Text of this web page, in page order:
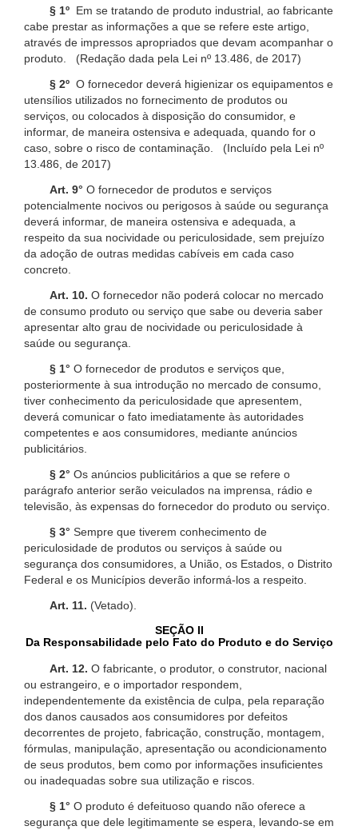
§ 1º Em se tratando de produto industrial, ao fabricante
cabe prestar as informações a que se refere este artigo,
através de impressos apropriados que devam acompanhar o
produto. (Redação dada pela Lei nº 13.486, de 2017)
§ 2º O fornecedor deverá higienizar os equipamentos e
utensílios utilizados no fornecimento de produtos ou
serviços, ou colocados à disposição do consumidor, e
informar, de maneira ostensiva e adequada, quando for o
caso, sobre o risco de contaminação. (Incluído pela Lei nº
13.486, de 2017)
Art. 9° O fornecedor de produtos e serviços
potencialmente nocivos ou perigosos à saúde ou segurança
deverá informar, de maneira ostensiva e adequada, a
respeito da sua nocividade ou periculosidade, sem prejuízo
da adoção de outras medidas cabíveis em cada caso
concreto.
Art. 10. O fornecedor não poderá colocar no mercado
de consumo produto ou serviço que sabe ou deveria saber
apresentar alto grau de nocividade ou periculosidade à
saúde ou segurança.
§ 1° O fornecedor de produtos e serviços que,
posteriormente à sua introdução no mercado de consumo,
tiver conhecimento da periculosidade que apresentem,
deverá comunicar o fato imediatamente às autoridades
competentes e aos consumidores, mediante anúncios
publicitários.
§ 2° Os anúncios publicitários a que se refere o
parágrafo anterior serão veiculados na imprensa, rádio e
televisão, às expensas do fornecedor do produto ou serviço.
§ 3° Sempre que tiverem conhecimento de
periculosidade de produtos ou serviços à saúde ou
segurança dos consumidores, a União, os Estados, o Distrito
Federal e os Municípios deverão informá-los a respeito.
Art. 11. (Vetado).
SEÇÃO II
Da Responsabilidade pelo Fato do Produto e do Serviço
Art. 12. O fabricante, o produtor, o construtor, nacional
ou estrangeiro, e o importador respondem,
independentemente da existência de culpa, pela reparação
dos danos causados aos consumidores por defeitos
decorrentes de projeto, fabricação, construção, montagem,
fórmulas, manipulação, apresentação ou acondicionamento
de seus produtos, bem como por informações insuficientes
ou inadequadas sobre sua utilização e riscos.
§ 1° O produto é defeituoso quando não oferece a
segurança que dele legitimamente se espera, levando-se em